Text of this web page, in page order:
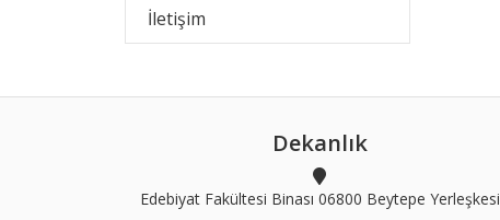
İletişim
Dekanlık
Edebiyat Fakültesi Binası 06800 Beytepe Yerleşkesi